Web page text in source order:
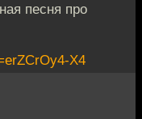
песня про
X4